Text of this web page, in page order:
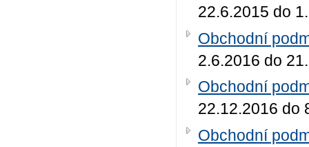
22.6.2015 do
Obchodní
2.6.2016 do
Obchodní
22.12.2016 do
Obchodní